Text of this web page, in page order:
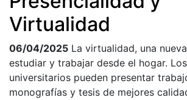
Virtualidad
06/04/2025 La virtualidad, una
estudiar y trabajar desde el hogar.
universitarios pueden presentar
monografías y tesis de mejores